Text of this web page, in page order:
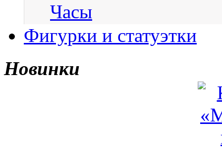
Часы
Фигурки и статуэтки
Новинки